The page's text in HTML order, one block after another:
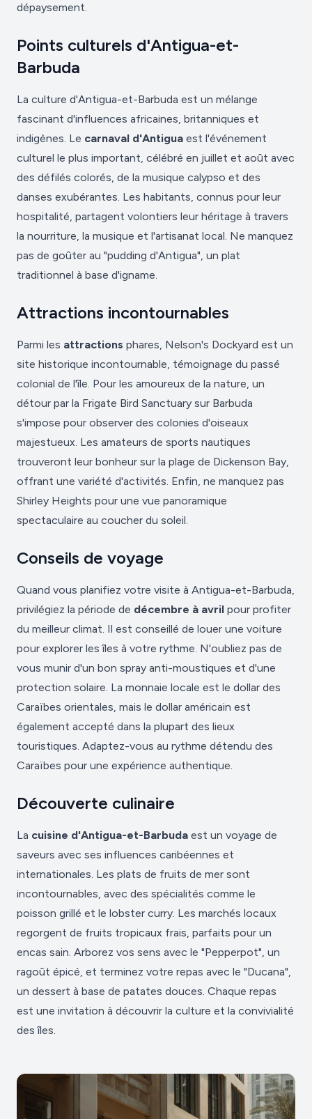
dépaysement.
Points culturels d'Antigua-et-
Barbuda
La culture d'Antigua-et-Barbuda est un mélange
fascinant d'influences africaines, britanniques et
indigènes. Le carnaval d'Antigua est l'événement
culturel le plus important, célébré en juillet et août avec
des défilés colorés, de la musique calypso et des
danses exubérantes. Les habitants, connus pour leur
hospitalité, partagent volontiers leur héritage à travers
la nourriture, la musique et l'artisanat local. Ne manquez
pas de goûter au "pudding d'Antigua", un plat
traditionnel à base d'igname.
Attractions incontournables
Parmi les attractions phares, Nelson's Dockyard est un
site historique incontournable, témoignage du passé
colonial de l'île. Pour les amoureux de la nature, un
détour par la Frigate Bird Sanctuary sur Barbuda
s'impose pour observer des colonies d'oiseaux
majestueux. Les amateurs de sports nautiques
trouveront leur bonheur sur la plage de Dickenson Bay,
offrant une variété d'activités. Enfin, ne manquez pas
Shirley Heights pour une vue panoramique
spectaculaire au coucher du soleil.
Conseils de voyage
Quand vous planifiez votre visite à Antigua-et-Barbuda,
privilégiez la période de décembre à avril pour profiter
du meilleur climat. Il est conseillé de louer une voiture
pour explorer les îles à votre rythme. N'oubliez pas de
vous munir d'un bon spray anti-moustiques et d'une
protection solaire. La monnaie locale est le dollar des
Caraïbes orientales, mais le dollar américain est
également accepté dans la plupart des lieux
touristiques. Adaptez-vous au rythme détendu des
Caraïbes pour une expérience authentique.
Découverte culinaire
La cuisine d'Antigua-et-Barbuda est un voyage de
saveurs avec ses influences caribéennes et
internationales. Les plats de fruits de mer sont
incontournables, avec des spécialités comme le
poisson grillé et le lobster curry. Les marchés locaux
regorgent de fruits tropicaux frais, parfaits pour un
encas sain. Arborez vos sens avec le "Pepperpot", un
ragoût épicé, et terminez votre repas avec le "Ducana",
un dessert à base de patates douces. Chaque repas
est une invitation à découvrir la culture et la convivialité
des îles.